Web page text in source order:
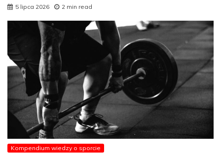
5 lipca 2026 2 min read
Kompendium wiedzy o sporcie